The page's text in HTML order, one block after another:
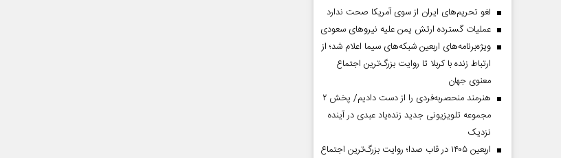
لغو تحریم‌های ایران از سوی آمریکا صحت ندارد
عملیات گسترده ارتش یمن علیه نیروهای سعودی
ویژه‌برنامه‌های اربعین شبکه‌های سیما اعلام شد؛ از
ارتباط زنده با کربلا تا روایت بزرگ‌ترین اجتماع
معنوی جهان
هنرمند منحصر‌به‌فردی را از دست دادیم/ پخش ۲
مجموعه تلویزیونی جدید زنده‌یاد عبدی در آینده
نزدیک
اربعین ۱۴۰۵ در قاب صدا؛ روایت بزرگ‌ترین اجتماع